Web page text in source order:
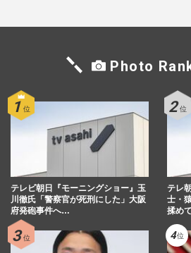
Photo
テレビ朝日『モーニングショー』玉
川徹氏「警察官が死刑にした」大阪
府発砲事件へ…
テレ
士・
揉め